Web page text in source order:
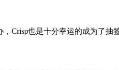
Crisp也是十分幸运的成为了